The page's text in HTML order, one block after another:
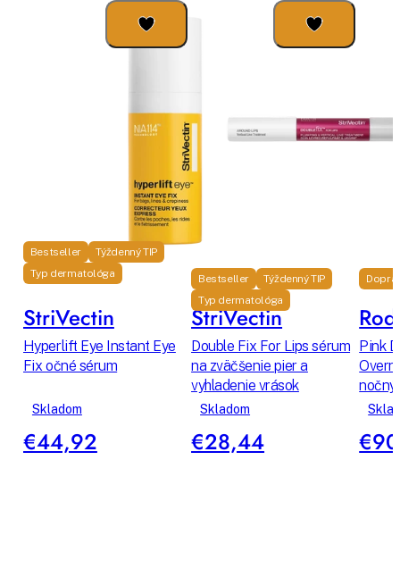
Bestseller
Týždenný TIP
Typ dermatológa
StriVectin
Hyperlift Eye Instant Eye
Fix očné sérum
Skladom
€44,92
Bestseller
Týždenný TIP
Typ dermatológa
StriVectin
Double Fix For Lips sérum
na zväčšenie pier a
vyhladenie vrások
Skladom
€28,44
Pink
nočný